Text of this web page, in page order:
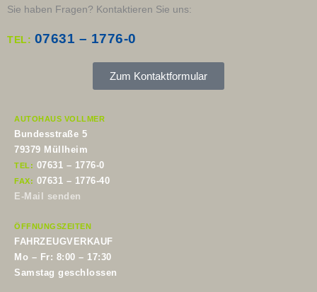
Sie haben Fragen? Kontaktieren Sie uns:
TEL: 07631 – 1776-0
Zum Kontaktformular
AUTOHAUS VOLLMER
Bundesstraße 5
79379 Müllheim
TEL: 07631 – 1776-0
FAX: 07631 – 1776-40
E-Mail senden
ÖFFNUNGSZEITEN
FAHRZEUGVERKAUF
Mo – Fr: 8:00 – 17:30
Samstag geschlossen